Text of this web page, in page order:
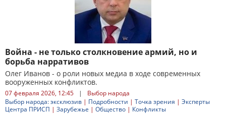
Война - не только столкновение армий, но и
борьба нарративов
Олег Иванов - о роли новых медиа в ходе современных
вооруженных конфликтов.
07 февраля 2026, 12:45 |
Выбор народа
Выбор народа: эксклюзив | Подробности | Точка зрения | Эксперты
Центра ПРИСП | Зарубежье | Общество | Конфликты